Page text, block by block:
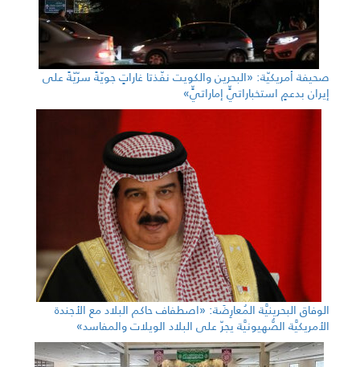
صحيفة أمريكيّة: «البحرين والكويت نفّذتا غاراتٍ جويّةً سرّيّةً على
إيران بدعمٍ استخباراتيٍّ إماراتيٍّ»
الوفاق البحرينيَّة المُعارِضَة: «اصطفاف حاكم البلاد مع الأجندة
الأمريكيَّة الصُّهيونيَّة يجرّ على البلاد الويلات والمفاسد»